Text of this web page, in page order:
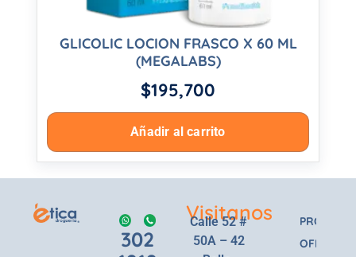
GLICOLIC LOCION FRASCO X 60 ML
(MEGALABS)
$195,700
Añadir al carrito
302
Visitanos
Calle 52 #
50A – 42
OFERTAS